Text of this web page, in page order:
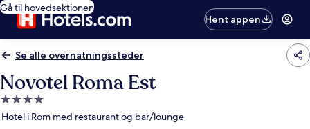
Gå til hovedsektionen
Hent appen
Se alle overnatningssteder
Novotel Roma Est
4.0-
stjernet
Hotel i Rom med restaurant og bar/lounge